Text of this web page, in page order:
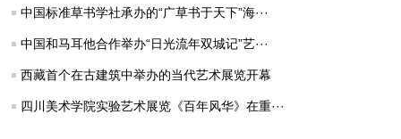
中国标准草书学社承办的“广草书于天下”海···
中国和马耳他合作举办“日光流年双城记”艺···
西藏首个在古建筑中举办的当代艺术展览开幕
四川美术学院实验艺术展览《百年风华》在重···